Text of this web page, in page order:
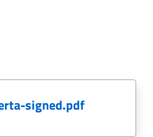
signed.pdf